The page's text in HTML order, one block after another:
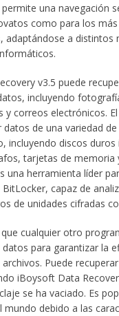
una navegación
como para los más
adaptándose a distintos
v3.5 puede
incluyendo
y correos electrónicos.
datos de una variedad
incluyendo discos duros
tarjetas de memoria
una herramienta líder
capaz de
de unidades cifradas
cualquier otro
para garantizar la
Puede
iBoysoft Data
se ha vaciado. Es
mundo debido a las